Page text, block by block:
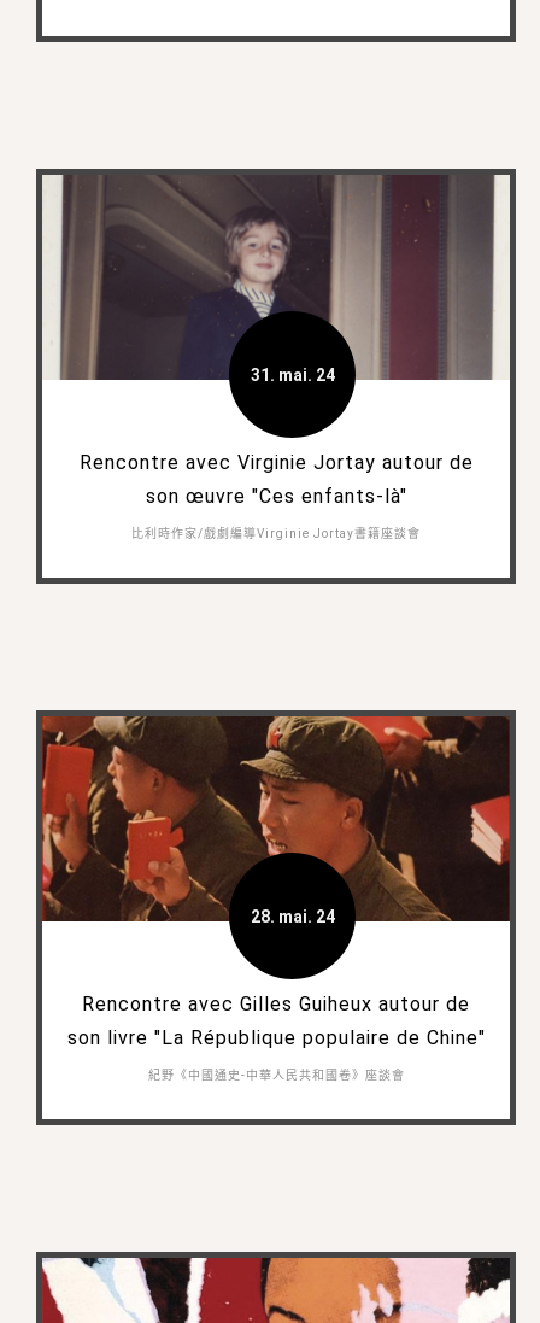
31. mai. 24
Rencontre avec Virginie Jortay autour de
son œuvre "Ces enfants-là"
比利時作家/戲劇編導Virginie Jortay書籍座談會
28. mai. 24
Rencontre avec Gilles Guiheux autour de
son livre "La République populaire de Chine"
紀野《中國通史-中華人民共和國卷》座談會